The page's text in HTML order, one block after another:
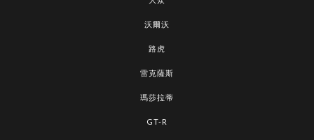
沃爾沃
路虎
雷克薩斯
瑪莎拉蒂
GT-R